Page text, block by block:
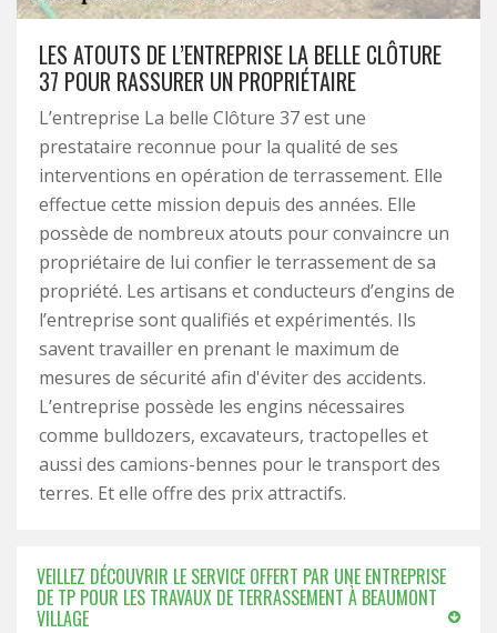
LES ATOUTS DE L’ENTREPRISE LA BELLE CLÔTURE
37 POUR RASSURER UN PROPRIÉTAIRE
L’entreprise La belle Clôture 37 est une
prestataire reconnue pour la qualité de ses
interventions en opération de terrassement. Elle
effectue cette mission depuis des années. Elle
possède de nombreux atouts pour convaincre un
propriétaire de lui confier le terrassement de sa
propriété. Les artisans et conducteurs d’engins de
l’entreprise sont qualifiés et expérimentés. Ils
savent travailler en prenant le maximum de
mesures de sécurité afin d'éviter des accidents.
L’entreprise possède les engins nécessaires
comme bulldozers, excavateurs, tractopelles et
aussi des camions-bennes pour le transport des
terres. Et elle offre des prix attractifs.
VEILLEZ DÉCOUVRIR LE SERVICE OFFERT PAR UNE ENTREPRISE
DE TP POUR LES TRAVAUX DE TERRASSEMENT À BEAUMONT
VILLAGE